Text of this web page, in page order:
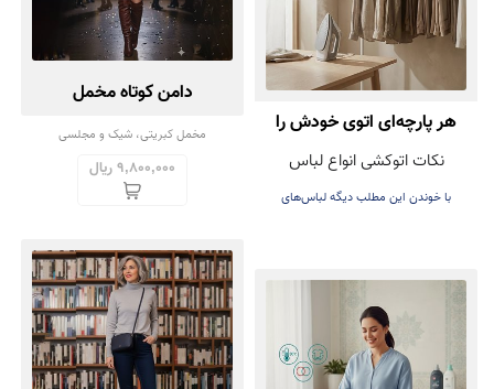
هر پارچه‌ای اتوی خودش را
دارد! راهنمای اتوکشی بدون
آسیب
نکات اتوکشی انواع لباس
با خوندن این مطلب دیگه لباس‌های
دامن کوتاه مخمل
مخمل کبریتی، شیک و مجلسی
9,800,000 ریال